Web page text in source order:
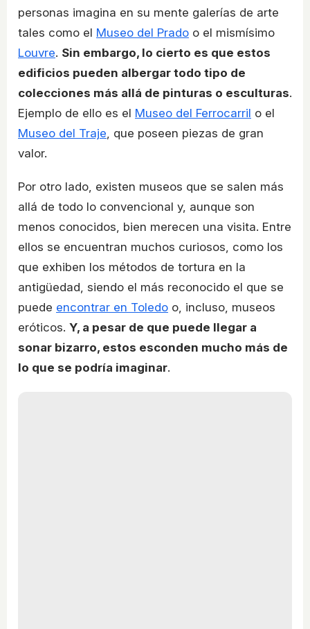
personas imagina en su mente galerías de arte
tales como el Museo del Prado o el mismísimo
Louvre. Sin embargo, lo cierto es que estos
edificios pueden albergar todo tipo de
colecciones más allá de pinturas o esculturas.
Ejemplo de ello es el Museo del Ferrocarril o el
Museo del Traje , que poseen piezas de gran
valor.
Por otro lado, existen museos que se salen más
allá de todo lo convencional y, aunque son
menos conocidos, bien merecen una visita. Entre
ellos se encuentran muchos curiosos, como los
que exhiben los métodos de tortura en la
antigüedad, siendo el más reconocido el que se
puede encontrar en Toledo o, incluso, museos
eróticos. Y, a pesar de que puede llegar a
sonar bizarro, estos esconden mucho más de
lo que se podría imaginar.